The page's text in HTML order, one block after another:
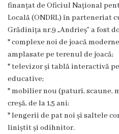
Rapoartele
primarului
Proiecte
investiționale
Proiecte
în
finanțat de Oficiul Național
Locală (ONDRL) în parteneriat
Grădinița nr.9 „Andrieș” a fost
* complexe noi de joacă
amplasate pe terenul de joacă;
* televizor și tablă interactivă
educative;
* mobilier nou (paturi, scaune,
creșă, de la 1,5 ani;
* lengerii de pat noi și saltele
liniștit și odihnitor.